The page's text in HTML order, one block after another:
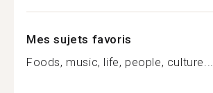
Mes sujets favoris
Foods, music, life, people, culture...